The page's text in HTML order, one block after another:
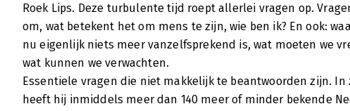
Roek Lips. Deze turbulente tijd roept allerlei vragen op.
om, wat betekent het om mens te zijn, wie ben ik? En ook:
nu eigenlijk niets meer vanzelfsprekend is, wat moeten we
wat kunnen we verwachten.
Essentiele vragen die niet makkelijk te beantwoorden zijn.
heeft hij inmiddels meer dan 140 meer of minder bekende